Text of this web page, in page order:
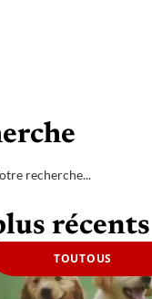
récents
TOUTOUS